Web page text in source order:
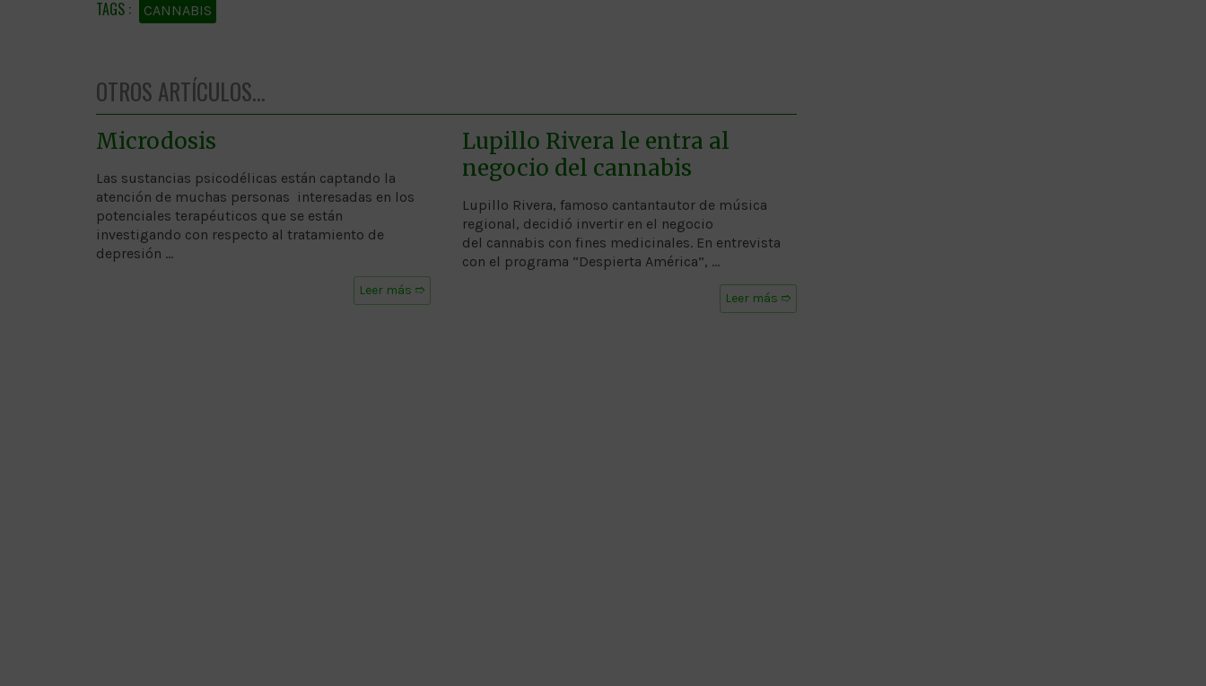
CANNABIS
OTROS ARTÍCULOS...
Microdosis
Las sustancias psicodélicas están captando la
atención de muchas personas interesadas en los
potenciales terapéuticos que se están
investigando con respecto al tratamiento de
depresión …
Leer más ➱
Lupillo Rivera le entra al
negocio del cannabis
Lupillo Rivera, famoso cantantautor de música
regional, decidió invertir en el negocio
del cannabis con fines medicinales. En entrevista
con el programa “Despierta América”, …
Leer más ➱